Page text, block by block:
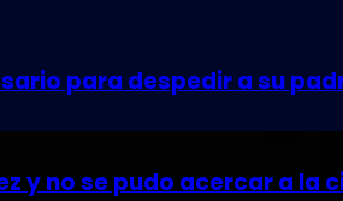
para despedir a su
y no se pudo acercar a la